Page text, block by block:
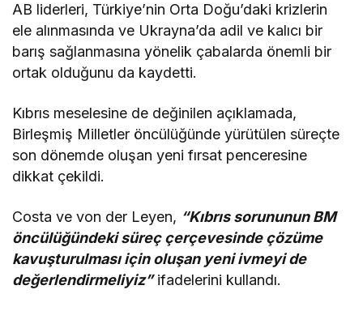
AB liderleri, Türkiye’nin Orta Doğu’daki krizlerin
ele alınmasında ve Ukrayna’da adil ve kalıcı bir
barış sağlanmasına yönelik çabalarda önemli bir
ortak olduğunu da kaydetti.
Kıbrıs meselesine de değinilen açıklamada,
Birleşmiş Milletler öncülüğünde yürütülen süreçte
son dönemde oluşan yeni fırsat penceresine
dikkat çekildi.
Costa ve von der Leyen, “Kıbrıs sorununun BM
öncülüğündeki süreç çerçevesinde çözüme
kavuşturulması için oluşan yeni ivmeyi de
değerlendirmeliyiz” ifadelerini kullandı.